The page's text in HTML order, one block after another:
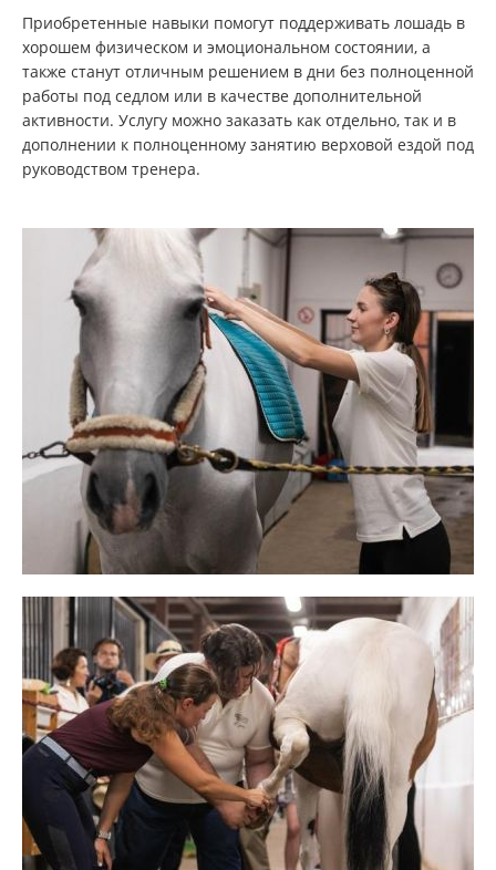
Приобретенные навыки помогут поддерживать лошадь в
хорошем физическом и эмоциональном состоянии, а
также станут отличным решением в дни без полноценной
работы под седлом или в качестве дополнительной
активности. Услугу можно заказать как отдельно, так и в
дополнении к полноценному занятию верховой ездой под
руководством тренера.